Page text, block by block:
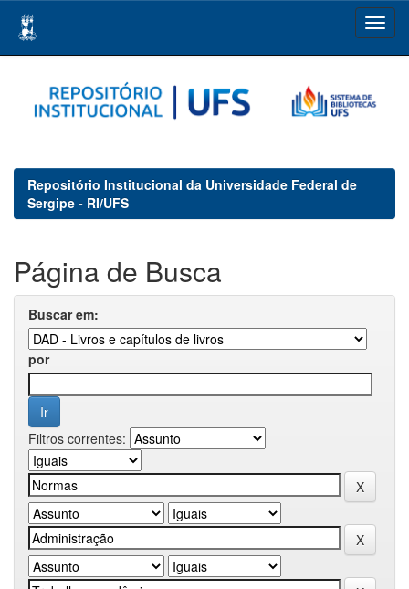
navigation
Repositório Institucional da Universidade Federal de
Sergipe - RI/UFS
Página de Busca
Buscar em:
por
Filtros correntes: